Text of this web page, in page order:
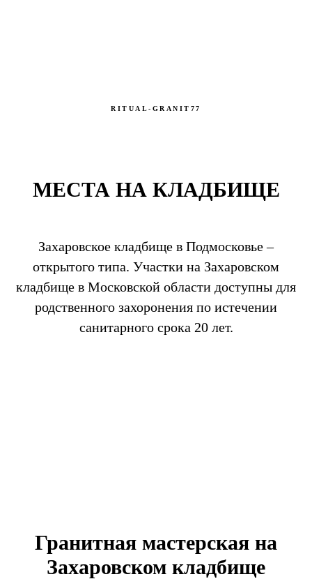
RITUAL-GRANIT77
МЕСТА НА КЛАДБИЩЕ
Захаровское кладбище в Подмосковье –
открытого типа. Участки на Захаровском
кладбище в Московской области доступны для
родственного захоронения по истечении
санитарного срока 20 лет.
Гранитная мастерская на
Захаровском кладбище